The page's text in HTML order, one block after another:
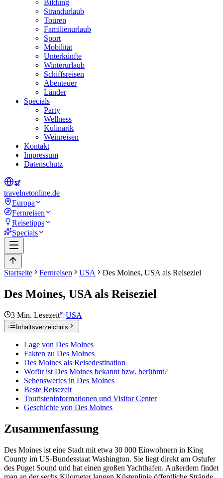
Bildung
Strandurlaub
Touren
Familienurlaub
Sport
Mobilität
Unterkünfte
Winterurlaub
Schiffsreisen
Abenteuer
Länder
Specials
Party
Wellness
Kulinarik
Weinreisen
Kontakt
Impressum
Datenschutz
travelnetonline.de
Europa
Fernreisen
Reisetipps
Specials
Startseite Fernreisen USA Des Moines, USA als Reiseziel
Des Moines, USA als Reiseziel
3 Min. Lesezeit USA
Inhaltsverzeichnis
Lage von Des Moines
Fakten zu Des Moines
Des Moines als Reisedestination
Wofür ist Des Moines bekannt bzw. berühmt?
Sehenswertes in Des Moines
Beste Reisezeit
Touristeninformationen und Visitor Center
Geschichte von Des Moines
Zusammenfassung
Des Moines ist eine Stadt mit etwa 30 000 Einwohnern in King
County im US-Bundesstaat Washington. Sie liegt direkt am Ostufer
des Puget Sound und hat einen großen Yachthafen. Außerdem findet